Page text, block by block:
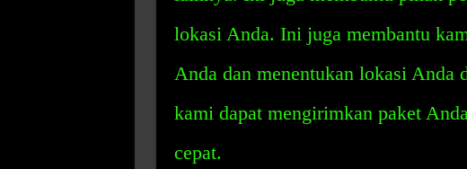
lokasi Anda. Ini juga membantu
Anda dan menentukan lokasi Anda
kami dapat mengirimkan paket
cepat.